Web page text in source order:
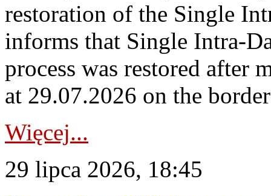
restoration of the Single
informs that Single Intra-
process was restored after
at 29.07.2026 on the
Więcej...
29 lipca 2026, 18:45